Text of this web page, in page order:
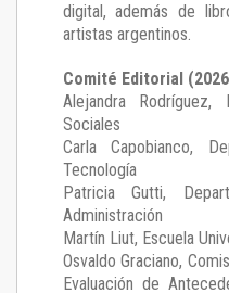
digital, además de
artistas argentinos.
Comité Editorial
Alejandra Rodríguez,
Sociales
Carla Capobianco,
Tecnología
Patricia Gutti,
Administración
Martín Liut, Escuela
Osvaldo Graciano,
Evaluación de